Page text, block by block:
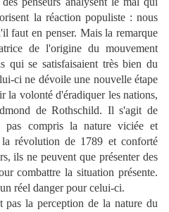
la réaction populiste : nous
faut en penser. Mais la remarque
de l'origine du mouvement
qui se satisfaisaient très bien du
ci ne dévoile une nouvelle étape
la volonté d'éradiquer les nations,
de Rothschild. Il s'agit de
pas compris la nature viciée et
révolution de 1789 et conforté
ils ne peuvent que présenter des
combattre la situation présente.
réel danger pour celui-ci.
la perception de la nature du